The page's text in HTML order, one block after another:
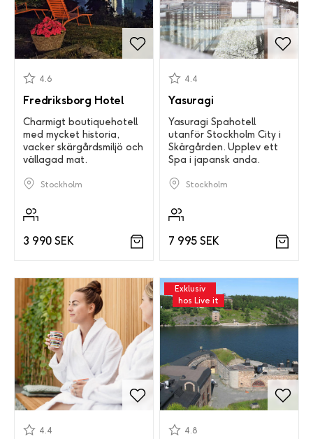
Fredriksborg Hotel
4.6
Charmigt boutiquehotell
med mycket historia,
vacker skärgårdsmiljö och
vällagad mat.
Stockholm
3 990 SEK
Yasuragi
4.4
Yasuragi Spahotell
utanför Stockholm City i
Skärgården. Upplev ett
Spa i japansk anda.
Stockholm
7 995 SEK
4.4
Exklusiv
hos Live it
4.8